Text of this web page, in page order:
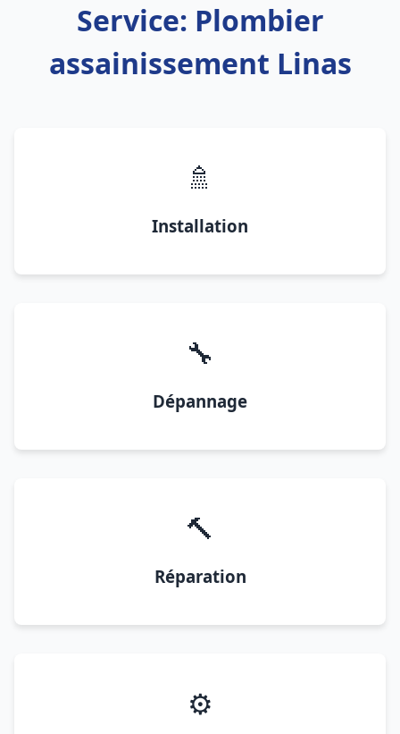
Service: Plombier
assainissement Linas
🚿
Installation
🔧
Dépannage
🔨
Réparation
⚙️